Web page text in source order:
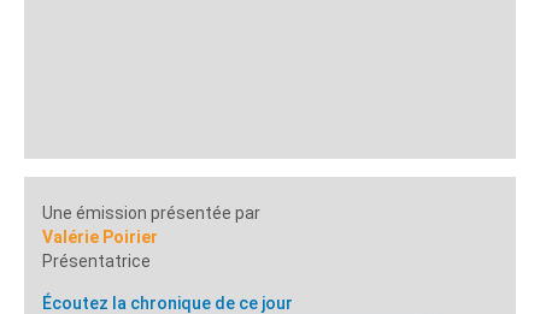
Une émission présentée par
Valérie Poirier
Présentatrice
Écoutez la chronique de ce jour